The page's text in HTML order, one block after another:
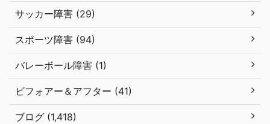
サッカー障害 (29)
スポーツ障害 (94)
バレーボール障害 (1)
ビフォアー＆アフター (41)
ブログ (1,418)